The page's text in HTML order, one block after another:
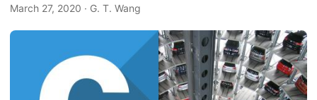
March 27, 2020 · G. T. Wang